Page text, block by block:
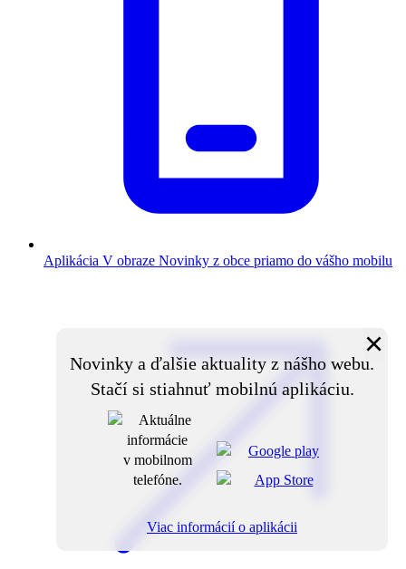
Aplikácia V obraze Novinky z obce priamo do vášho mobilu
Novinky a ďalšie aktuality z nášho webu.
Stačí si stiahnuť mobilnú aplikáciu.
×
Viac informácií o aplikácii